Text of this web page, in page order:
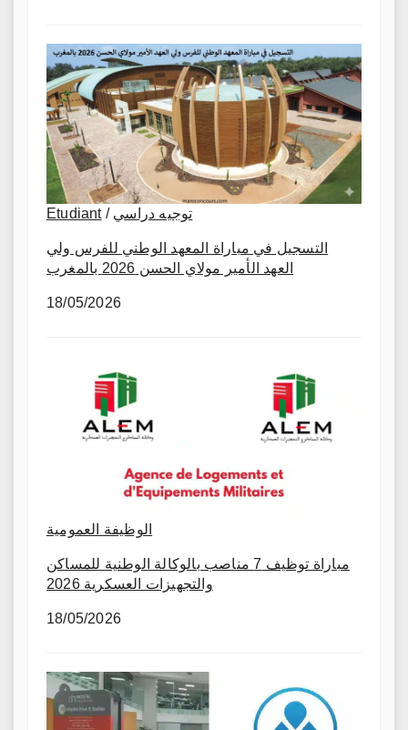
Etudiant/ توجيه دراسي
التسجيل في مباراة المعهد الوطني للفرس ولي
العهد الأمير مولاي الحسن 2026 بالمغرب
18/05/2026
الوظيفة العمومية
مباراة توظيف 7 مناصب بالوكالة الوطنية للمساكن
والتجهيزات العسكرية 2026
18/05/2026